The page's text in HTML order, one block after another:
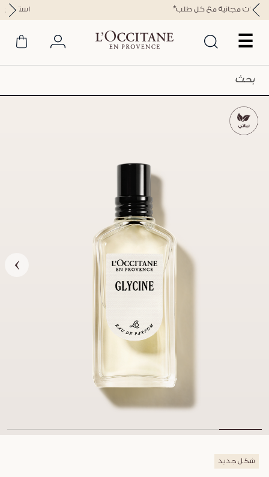
☰
*عيّنات مجانية مع كل طلب
شكل جديد